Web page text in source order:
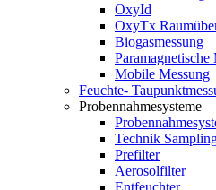
OxyId
OxyTx
Biogasmessung
Paramagnetische
Mobile Messung
Feuchte-
Probennahmesysteme
Technik
Prefilter
Aerosolfilter
Entfeuchter